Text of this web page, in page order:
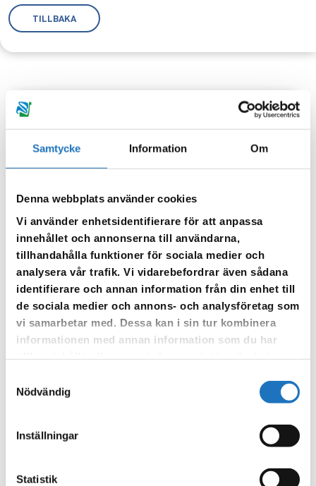
Samtycke Information Om
Denna webbplats använder cookies
Vi använder enhetsidentifierare för att anpassa
innehållet och annonserna till användarna,
tillhandahålla funktioner för sociala medier och
analysera vår trafik. Vi vidarebefordrar även sådana
identifierare och annan information från din enhet till
de sociala medier och annons- och analysföretag som
vi samarbetar med. Dessa kan i sin tur kombinera
informationen med annan information som du har
Nödvändig
Inställningar
Statistik
TILLBAKA
Anmäl dig till vår sms-tjänst.
Vår sms-tjänst använder vi enbart för att kunna informera dig